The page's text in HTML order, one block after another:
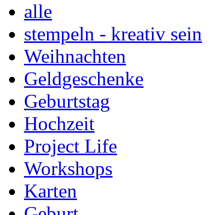
alle
stempeln - kreativ sein
Weihnachten
Geldgeschenke
Geburtstag
Hochzeit
Project Life
Workshops
Karten